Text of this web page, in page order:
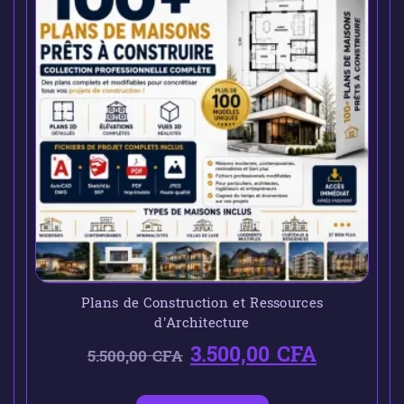
Plans de Construction et Ressources
d’Architecture
5.500,00CFA 3.500,00CFA